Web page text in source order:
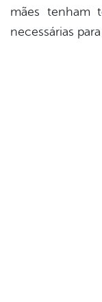
mães tenham
necessárias